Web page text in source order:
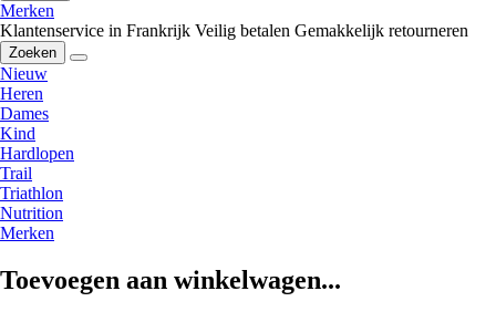
Merken
Klantenservice in Frankrijk Veilig betalen Gemakkelijk retourneren
Zoeken
Nieuw
Heren
Dames
Kind
Hardlopen
Trail
Triathlon
Nutrition
Merken
Toevoegen aan winkelwagen...